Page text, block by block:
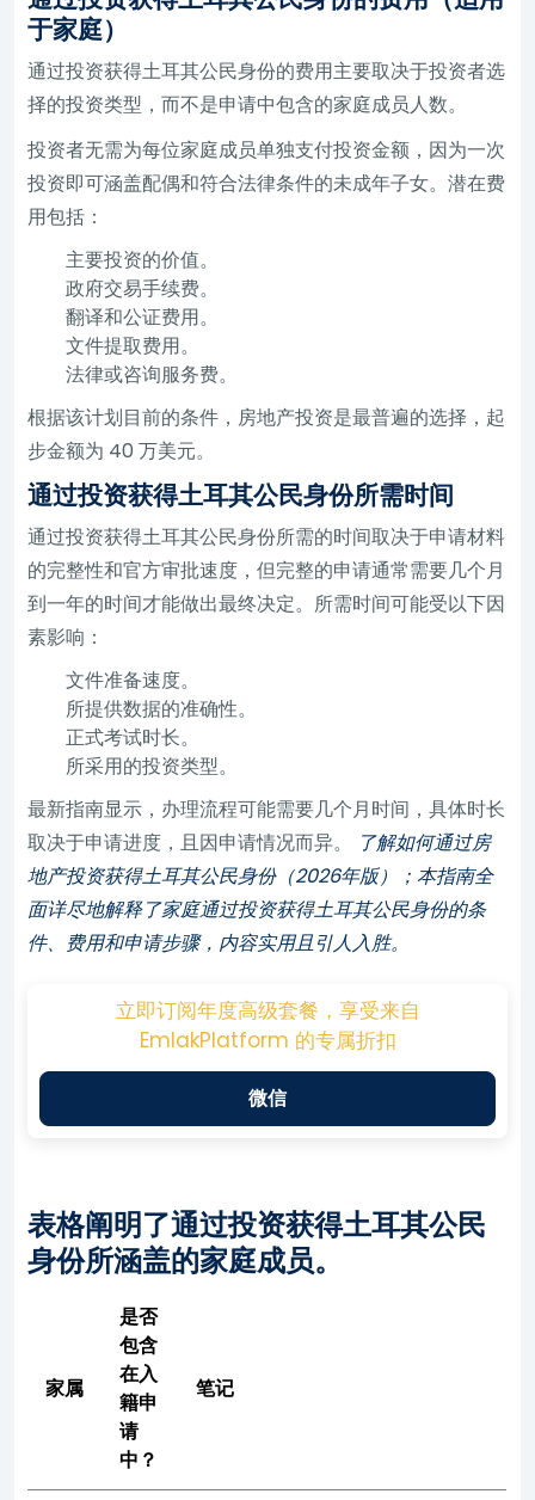
于家庭）
通过投资获得土耳其公民身份的费用主要取决于投资者选
择的投资类型，而不是申请中包含的家庭成员人数。
投资者无需为每位家庭成员单独支付投资金额，因为一次
投资即可涵盖配偶和符合法律条件的未成年子女。潜在费
用包括：
主要投资的价值。
政府交易手续费。
翻译和公证费用。
文件提取费用。
法律或咨询服务费。
根据该计划目前的条件，房地产投资是最普遍的选择，起
步金额为 40 万美元。
通过投资获得土耳其公民身份所需时间
通过投资获得土耳其公民身份所需的时间取决于申请材料
的完整性和官方审批速度，但完整的申请通常需要几个月
到一年的时间才能做出最终决定。所需时间可能受以下因
素影响：
文件准备速度。
所提供数据的准确性。
正式考试时长。
所采用的投资类型。
最新指南显示，办理流程可能需要几个月时间，具体时长
取决于申请进度，且因申请情况而异。
了解如何通过房
地产投资获得土耳其公民身份（2026年版）；本指南全
面详尽地解释了家庭通过投资获得土耳其公民身份的条
件、费用和申请步骤，内容实用且引人入胜。
立即订阅年度高级套餐，享受来自
EmlakPlatform 的专属折扣
微信
表格阐明了通过投资获得土耳其公民
身份所涵盖的家庭成员。
家属
是否
包含
在入
籍申
请
中？
笔记